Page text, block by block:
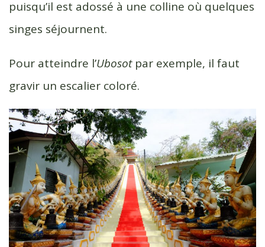
puisqu’il est adossé à une colline où quelques
singes séjournent.
Pour atteindre l’Ubosotpar exemple, il faut
gravir un escalier coloré.